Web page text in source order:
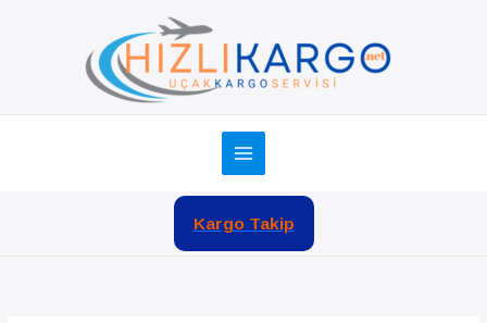
Kargo Takip